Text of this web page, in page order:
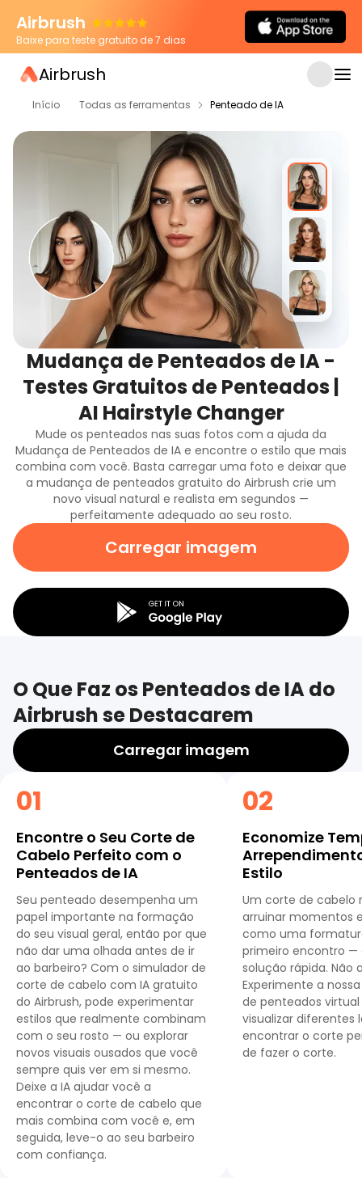
Airbrush
Baixe para teste gratuito de 7 dias
Airbrush
Início Todas as ferramentas Penteado de IA
Mudança de Penteados de IA -
Testes Gratuitos de Penteados |
AI Hairstyle Changer
Mude os penteados nas suas fotos com a ajuda da
Mudança de Penteados de IA e encontre o estilo que mais
combina com você. Basta carregar uma foto e deixar que
a mudança de penteados gratuito do Airbrush crie um
novo visual natural e realista em segundos —
perfeitamente adequado ao seu rosto.
Carregar imagem
O Que Faz os Penteados de IA do
Airbrush se Destacarem
Carregar imagem
01
Encontre o Seu Corte de
Cabelo Perfeito com o
Penteados de IA
Seu penteado desempenha um
papel importante na formação
do seu visual geral, então por que
não dar uma olhada antes de ir
ao barbeiro? Com ​​o simulador de
corte de cabelo com IA gratuito
do Airbrush, pode experimentar
estilos que realmente combinam
com o seu rosto — ou explorar
novos visuais ousados ​​que você
sempre quis ver em si mesmo.
Deixe a IA ajudar você a
encontrar o corte de cabelo que
mais combina com você e, em
seguida, leve-o ao seu barbeiro
com confiança.
02
Economize
Estilo
Um corte de cabelo
arruinar momentos
como uma
primeiro encontro —
solução rápida. Não
Experimente a
de penteados
visualizar diferentes
encontrar o corte
de fazer o corte.